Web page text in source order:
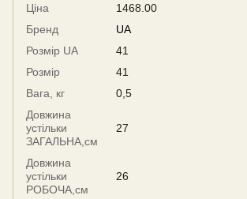
Ціна
1468.00
Бренд
UA
Розмір UA
41
Розмір
41
Вага, кг
0,5
Довжина
устільки
ЗАГАЛЬНА,см
27
Довжина
устільки
РОБОЧА,см
26